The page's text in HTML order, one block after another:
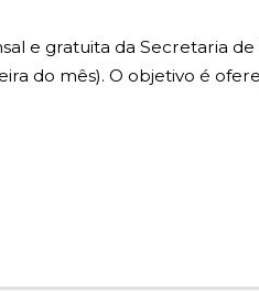
e gratuita da Secretaria
do mês). O objetivo é